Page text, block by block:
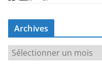
Archives